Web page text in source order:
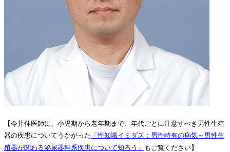
【今井伸医師に、小児期から老年期まで、年代ごとに注意すべき男性生殖
器の疾患についてうかがった 「性知識イミダス：男性特有の病気～男性生
殖器が関わる泌尿器科系疾患について知ろう」 もご覧ください】